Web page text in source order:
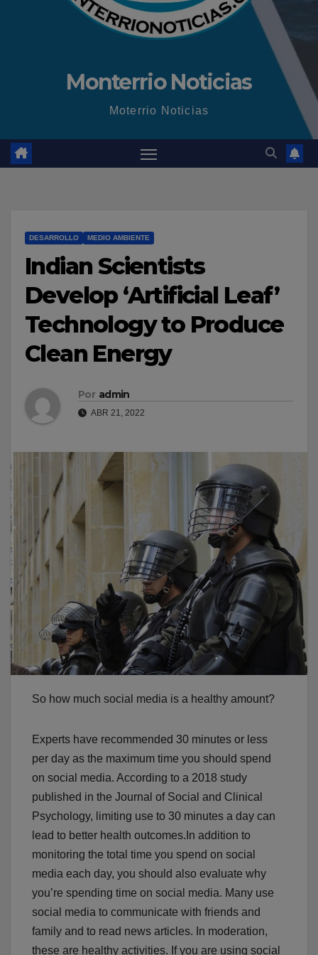
Monterrio Noticias
Moterrio Noticias
DESARROLLO MEDIO AMBIENTE
Indian Scientists
Develop ‘Artificial Leaf’
Technology to Produce
Clean Energy
Por admin
ABR 21, 2022
So how much social media is a healthy amount?
Experts have recommended 30 minutes or less
per day as the maximum time you should spend
on social media. According to a 2018 study
published in the Journal of Social and Clinical
Psychology, limiting use to 30 minutes a day can
lead to better health outcomes.In addition to
monitoring the total time you spend on social
media each day, you should also evaluate why
you’re spending time on social media. Many use
social media to communicate with friends and
family and to read news articles. In moderation,
these are healthy activities. If you are using social